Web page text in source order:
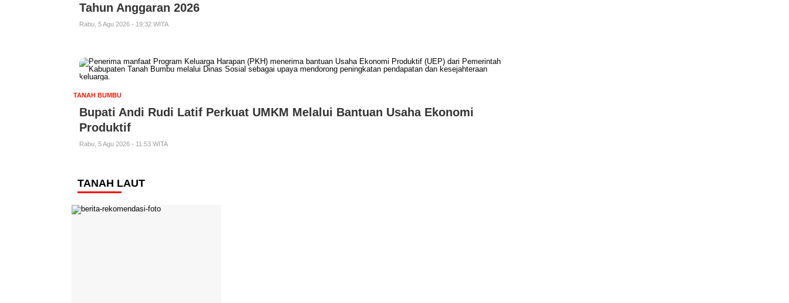
Tahun Anggaran 2026
Rabu, 5 Agu 2026 - 19:32 WITA
TANAH BUMBU
Bupati Andi Rudi Latif Perkuat UMKM Melalui Bantuan Usaha Ekonomi
Produktif
Rabu, 5 Agu 2026 - 11:53 WITA
TANAH LAUT